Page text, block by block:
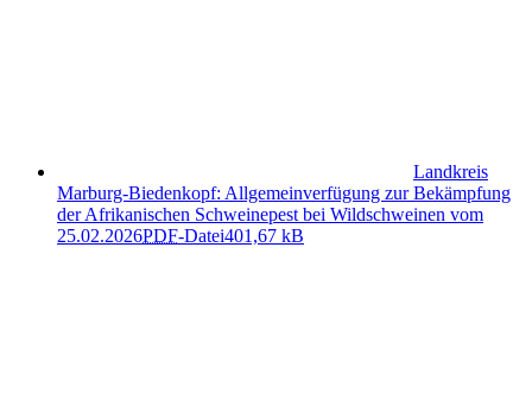
Landkreis
Marburg-Biedenkopf: Allgemeinverfügung zur Bekämpfung
der Afrikanischen Schweinepest bei Wildschweinen vom
25.02.2026PDF-Datei401,67 kB